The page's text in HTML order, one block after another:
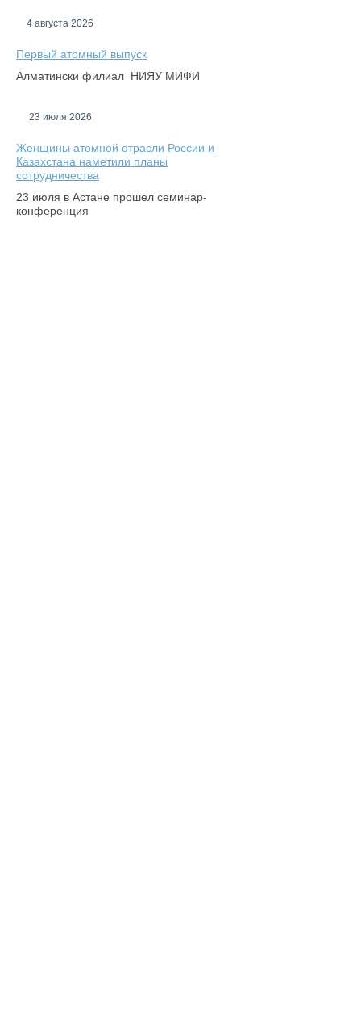
4 августа 2026
Первый атомный выпуск
Алматински филиал НИЯУ МИФИ
23 июля 2026
Женщины атомной отрасли России и
Казахстана наметили планы
сотрудничества
23 июля в Астане прошел семинар-
конференция